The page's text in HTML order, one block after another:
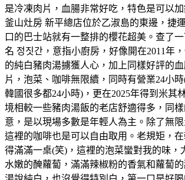
是冷凍肉片，血腸非常好吃，特色是可以加
釜山灶房 新平總店位於乙淑島的東邊，捷
口的巴士站就有一整排的櫻花超美。查了
名 정짓간，意指小廚房，好像開在2011年
的純白豬肉湯擄獲人心，加上同樣好評的
片，泡菜、咖啡無限續，同時有營業24小時
韓國很多都24小時)，更在2025年得到米其
境相較一些豬肉湯飯的老店舒適得多，同
意，是以現場多數是年輕人為主。除了無限
這裡的咖啡也是可以自由取用。老規矩，
得滿滿一桌(笑)，這裡的泡菜蠻對我的味，
水嫩的醃蘿蔔，滿滿辣椒粉的香氣和蘿蔔